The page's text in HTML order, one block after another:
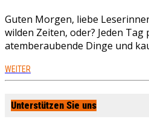
Guten Morgen, liebe
wilden Zeiten, oder? Jeden Tag
atemberaubende Dinge und
WEITER
Unterstützen Sie uns